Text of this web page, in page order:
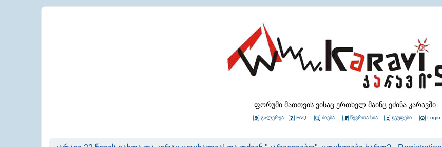
ფორუმი მათთვის ვისაც ერთხელ მაინც ეძინა კარავში
გალერეა FAQ ძიება წევრთა სია ჯგუფები Login